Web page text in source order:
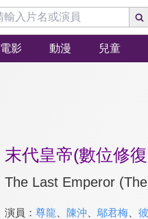
電影 動漫 兒童
末代皇帝(數位修
The Last Emperor
演員： 尊龍 陳沖 鄔君梅、